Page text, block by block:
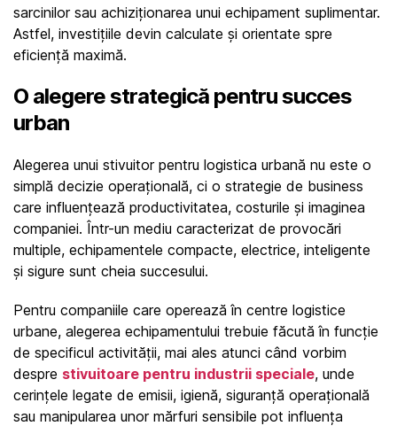
sarcinilor sau achiziționarea unui echipament suplimentar.
Astfel, investițiile devin calculate și orientate spre
eficiență maximă.
O alegere strategică pentru succes
urban
Alegerea unui stivuitor pentru logistica urbană nu este o
simplă decizie operațională, ci o strategie de business
care influențează productivitatea, costurile și imaginea
companiei. Într-un mediu caracterizat de provocări
multiple, echipamentele compacte, electrice, inteligente
și sigure sunt cheia succesului.
Pentru companiile care operează în centre logistice
urbane, alegerea echipamentului trebuie făcută în funcție
de specificul activității, mai ales atunci când vorbim
despre stivuitoare pentru industrii speciale, unde
cerințele legate de emisii, igienă, siguranță operațională
sau manipularea unor mărfuri sensibile pot influența